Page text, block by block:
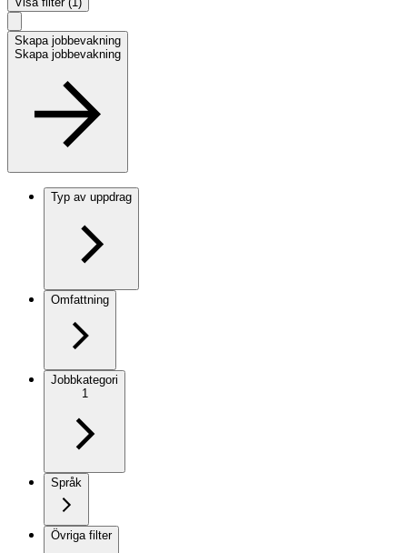
Skapa jobbevakning
Skapa jobbevakning
Typ av uppdrag
Omfattning
Jobbkategori
1
Språk
Övriga filter